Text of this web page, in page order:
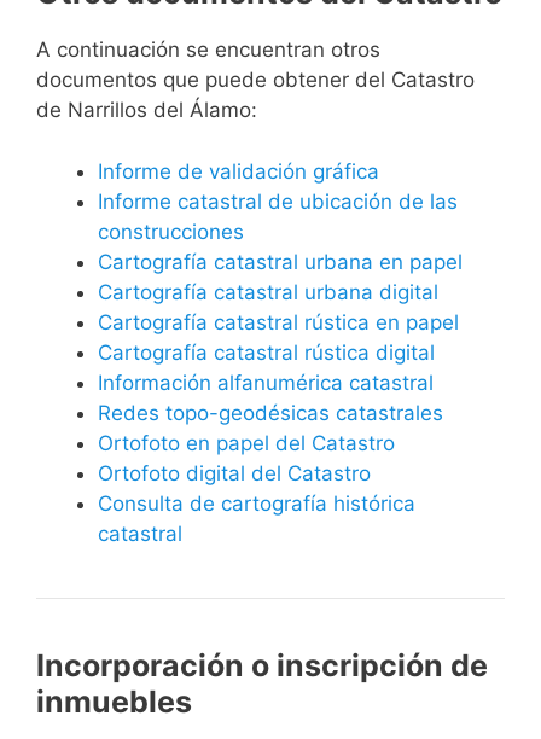
A continuación se encuentran otros
documentos que puede obtener del Catastro
de Narrillos del Álamo:
Informe de validación gráfica
Informe catastral de ubicación de las
construcciones
Cartografía catastral urbana en papel
Cartografía catastral urbana digital
Cartografía catastral rústica en papel
Cartografía catastral rústica digital
Información alfanumérica catastral
Redes topo-geodésicas catastrales
Ortofoto en papel del Catastro
Ortofoto digital del Catastro
Consulta de cartografía histórica
catastral
Incorporación o inscripción de
inmuebles